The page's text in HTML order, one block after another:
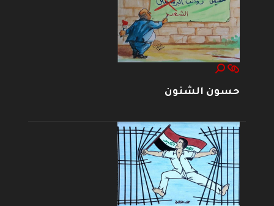
حسون الشنون